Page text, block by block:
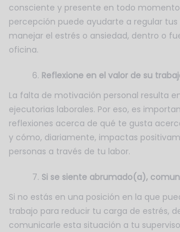
consciente y presente en todo
percepción puede ayudarte a regular
manejar el estrés o ansiedad, dentro o
oficina.
Reflexione en el valor de su
La falta de motivación personal resulta
ejecutorias laborales. Por eso, es
reflexiones acerca de qué te gusta
y cómo, diariamente, impactas
personas a través de tu labor.
Si se siente abrumado(a),
Si no estás en una posición en la que
trabajo para reducir tu carga de estrés,
comunicarle esta situación a tu